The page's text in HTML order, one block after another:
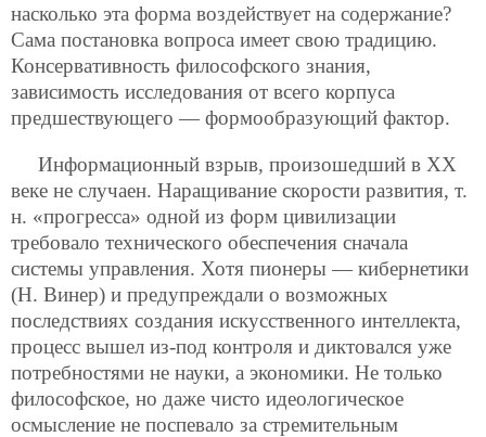
насколько эта форма воздействует на содержание?
Сама постановка вопроса имеет свою традицию.
Консервативность философского знания,
зависимость исследования от всего корпуса
предшествующего — формообразующий фактор.
Информационный взрыв, произошедший в ХХ
веке не случаен. Наращивание скорости развития, т.
н. «прогресса» одной из форм цивилизации
требовало технического обеспечения сначала
системы управления. Хотя пионеры — кибернетики
(Н. Винер) и предупреждали о возможных
последствиях создания искусственного интеллекта,
процесс вышел из-под контроля и диктовался уже
потребностями не науки, а экономики. Не только
философское, но даже чисто идеологическое
осмысление не поспевало за стремительным